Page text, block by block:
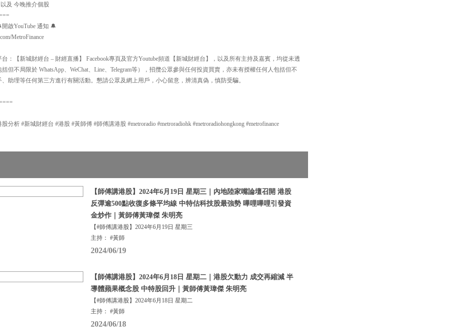
及 今晚推介個股
啟YouTube 通知 🔔
MetroFinance
：【新城財經台 – 財經直播】 Facebook專頁及官方Youtube頻道【新城財經台】，以及所有主持及嘉賓，均從未透
但不局限於 WhatsApp、WeChat、Line、Telegram等），招攬公眾參與任何投資買賣，亦未有授權任何人包括但不
助理等任何第三方進行有關活動。懇請公眾及網上用戶，小心留意，辨清真偽，慎防受騙。
分析 #新城財經台 #港股 #黃師傅 #師傅講港股 #metroradio #metroradiohk #metroradiohongkong #metrofinance
【師傅講港股】2024年6月19日 星期三｜內地陸家嘴論壇召開 港股
反彈逾500點收復多條平均線 中特估科技股最強勢 嗶哩嗶哩引發資
金炒作｜黃師傅黃瑋傑 朱明亮
【#師傅講港股】2024年6月19日 星期三
主持： #黃師
2024/06/19
【師傅講港股】2024年6月18日 星期二｜港股欠動力 成交再縮減 半
導體蘋果概念股 中特股回升｜黃師傅黃瑋傑 朱明亮
【#師傅講港股】2024年6月18日 星期二
主持： #黃師
2024/06/18